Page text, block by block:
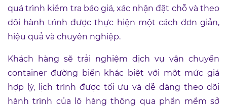
quá trình kiểm tra báo giá, xác nhận đặt chỗ và theo
dõi hành trình được thực hiện một cách đơn giản,
hiệu quả và chuyên nghiệp.
Khách hàng sẽ trải nghiệm dịch vụ vận chuyển
container đường biển khác biệt với một mức giá
hợp lý, lịch trình được tối ưu và dễ dàng theo dõi
hành trình của lô hàng thông qua phần mềm sở